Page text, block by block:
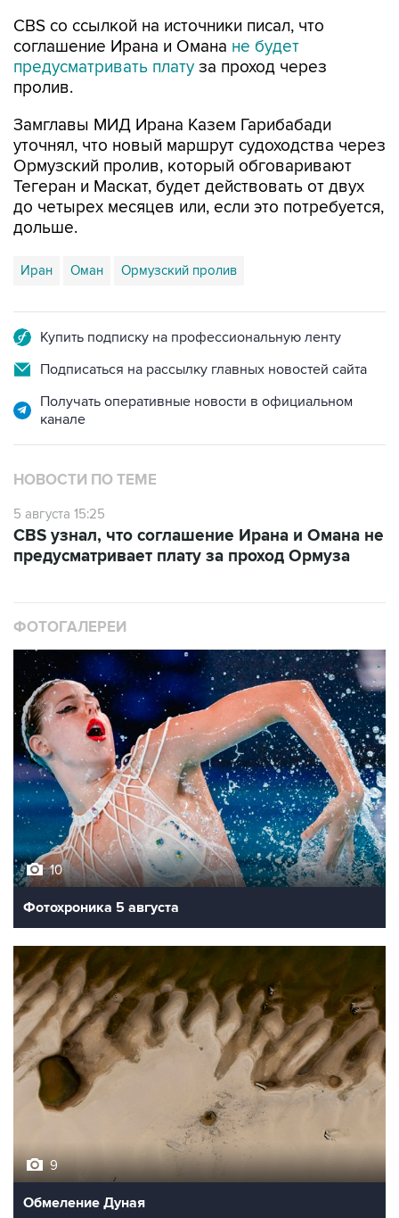
CBS со ссылкой на источники писал, что
соглашение Ирана и Омана не будет
предусматривать плату за проход через
пролив.
Замглавы МИД Ирана Казем Гарибабади
уточнял, что новый маршрут судоходства через
Ормузский пролив, который обговаривают
Тегеран и Маскат, будет действовать от двух
до четырех месяцев или, если это потребуется,
дольше.
Иран Оман Ормузский пролив
Купить подписку на профессиональную ленту
Подписаться на рассылку главных новостей сайта
Получать оперативные новости в официальном
канале
НОВОСТИ ПО ТЕМЕ
5 августа 15:25
CBS узнал, что соглашение Ирана и Омана не
предусматривает плату за проход Ормуза
ФОТОГАЛЕРЕИ
10
Фотохроника 5 августа
9
Обмеление Дуная